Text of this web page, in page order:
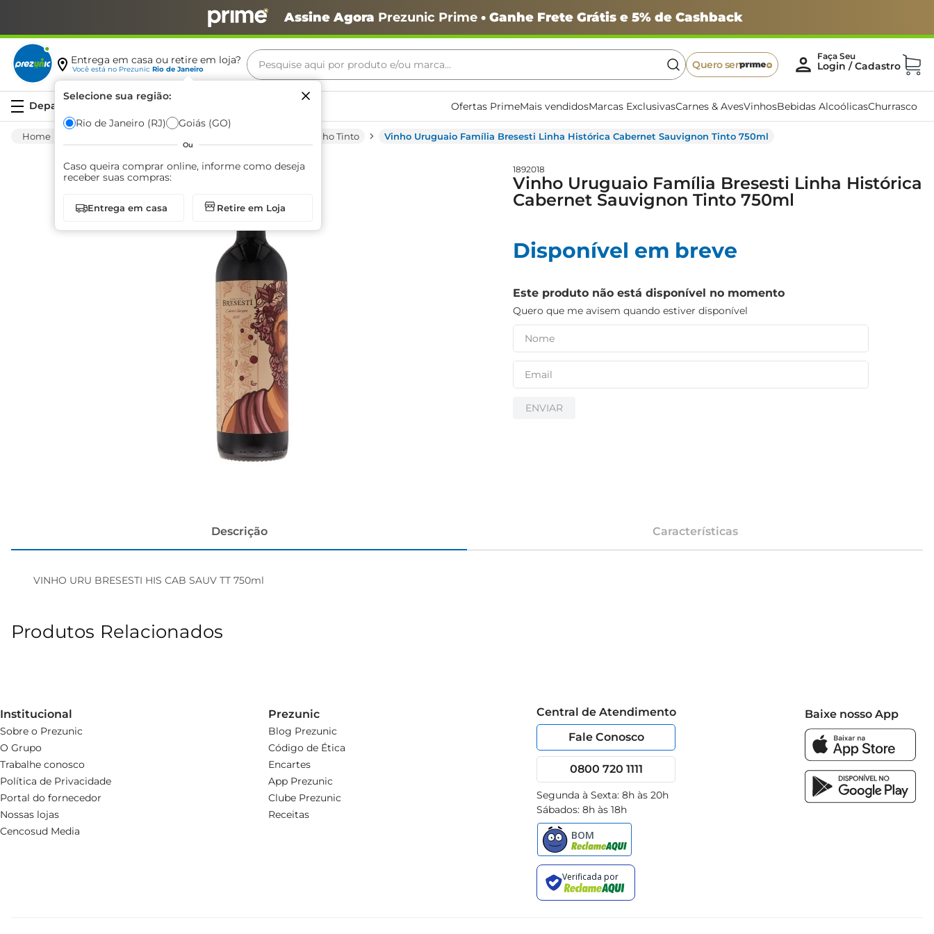
Assine Agora Prezunic Prime• Ganhe Frete Grátis e 5% de Cashback
Entrega em casa ou retire em loja?
Você está no Prezunic Rio de Janeiro
Selecione sua região:
Rio de Janeiro (RJ) Goiás (GO)
Ou
Caso queira comprar online, informe como deseja
receber suas compras:
Entrega em casa Retire em Loja
Pesquise aqui por produto e/ou marca...
Quero ser
Ofertas PrimeMais vendidosMarcas ExclusivasCarnes & AvesVinhosBebidas AlcoólicasChurrasco
Vinho Tinto Vinho Uruguaio Família Bresesti Linha Histórica Cabernet Sauvignon Tinto 750ml
1892018
Vinho Uruguaio Família Bresesti Linha Histórica
Cabernet Sauvignon Tinto 750ml
Disponível em breve
Este produto não está disponível no momento
Quero que me avisem quando estiver disponível
ENVIAR
Descrição Características
VINHO URU BRESESTI HIS CAB SAUV TT 750ml
Produtos Relacionados
Institucional
Sobre o Prezunic
O Grupo
Trabalhe conosco
Política de Privacidade
Portal do fornecedor
Nossas lojas
Cencosud Media
Prezunic
Blog Prezunic
Código de Ética
Encartes
App Prezunic
Clube Prezunic
Receitas
Central de Atendimento
Fale Conosco
0800 720 1111
Segunda à Sexta: 8h às 20h
Sábados: 8h às 18h
Baixe nosso App
Termos mais buscados
café
azeite
arroz
iogurte
papel higiênico
cerveja